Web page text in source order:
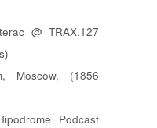
@ TRAX.127
Moscow, (1856
Podcast